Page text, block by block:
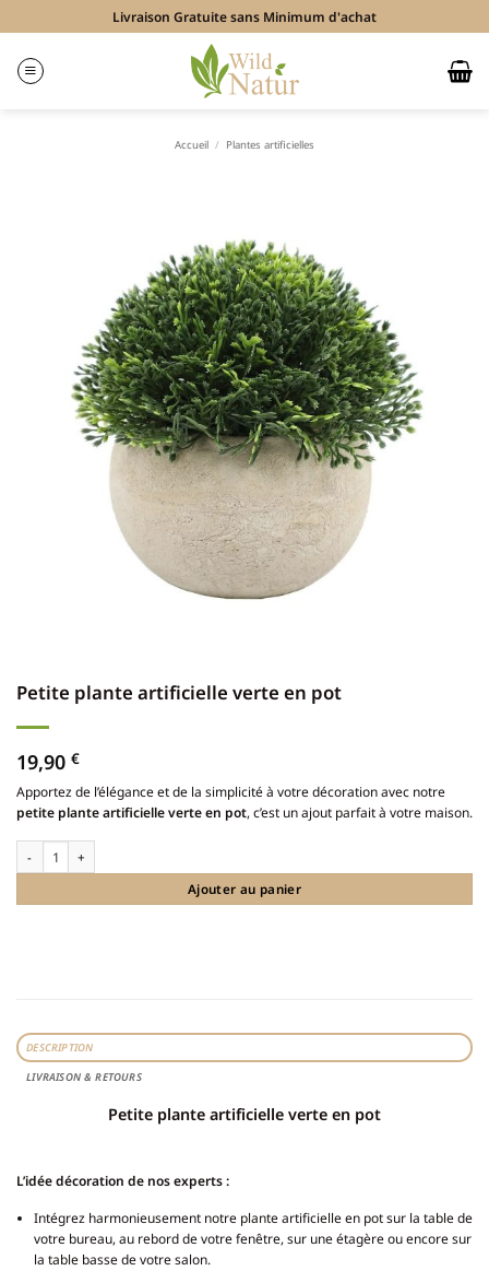
au
Livraison Gratuite sans Minimum d'achat
Accueil / Plantes artificielles
Petite plante artificielle verte en pot
19,90 €
Ajouter au panier
Apportez de l’élégance et de la simplicité à votre décoration avec notre
petite plante artificielle verte en pot, c’est un ajout parfait à votre maison.
DESCRIPTION
LIVRAISON & RETOURS
Petite plante artificielle verte en pot
L’idée décoration de nos experts :
Intégrez harmonieusement notre plante artificielle en pot sur la table de
votre bureau, au rebord de votre fenêtre, sur une étagère ou encore sur
la table basse de votre salon.